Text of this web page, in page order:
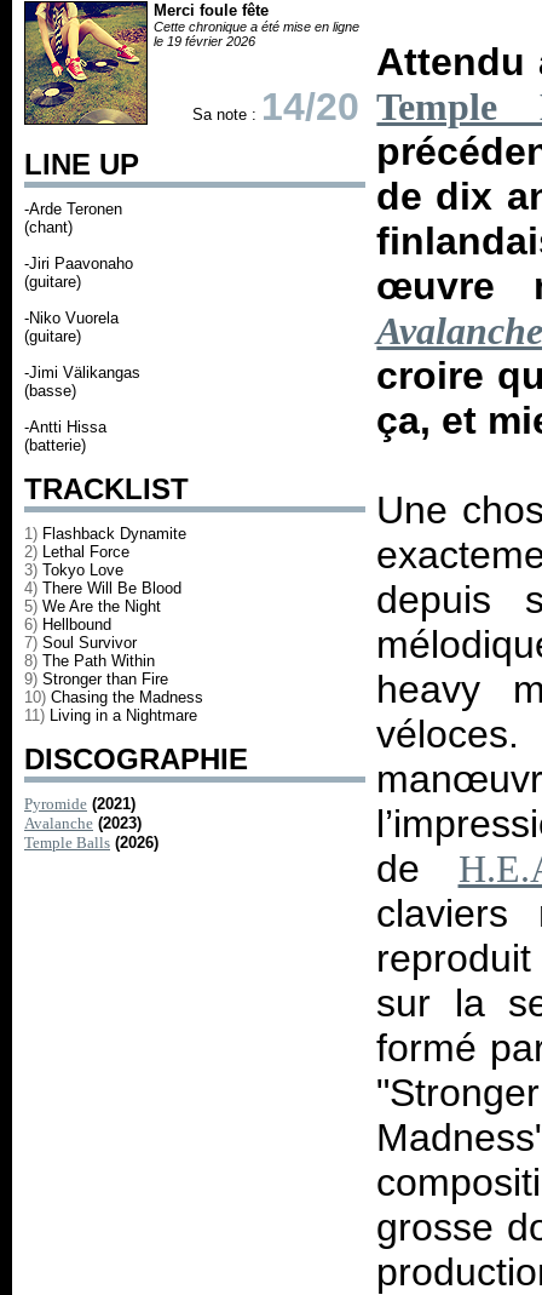
Merci foule fête
Cette chronique a été mise en ligne
le 19 février 2026
Sa note : 14/20
LINE UP
-Arde Teronen
(chant)
-Jiri Paavonaho
(guitare)
-Niko Vuorela
(guitare)
-Jimi Välikangas
(basse)
-Antti Hissa
(batterie)
TRACKLIST
1) Flashback Dynamite
2) Lethal Force
3) Tokyo Love
4) There Will Be Blood
5) We Are the Night
6) Hellbound
7) Soul Survivor
8) The Path Within
9) Stronger than Fire
10) Chasing the Madness
11) Living in a Nightmare
DISCOGRAPHIE
Pyromide (2021)
Avalanche (2023)
Temple Balls (2026)
Attendu
Temple
de dix
œuvre
croire
ça, et
Une
depuis
heavy
de
sur la
formé
grosse